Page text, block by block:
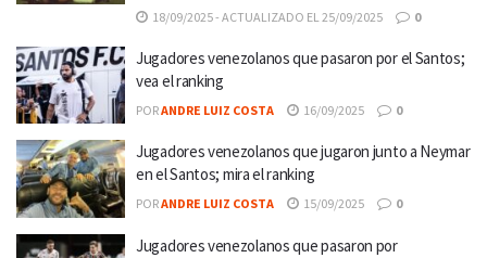
18/09/2025 - ACTUALIZADO EL 25/09/2025
0
Jugadores venezolanos que pasaron por el Santos;
vea el ranking
PORANDRE LUIZ COSTA 16/09/2025 0
Jugadores venezolanos que jugaron junto a Neymar
en el Santos; mira el ranking
PORANDRE LUIZ COSTA 15/09/2025 0
Jugadores venezolanos que pasaron por